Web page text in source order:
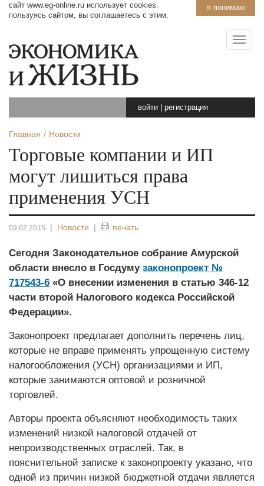
я понимаю
сайт www.eg-online.ru использует cookies.
пользуясь сайтом, вы соглашаетесь с этим.
войти регистрация
Главная Новости
Торговые компании и ИП
могут лишиться права
применения УСН
09.02.2015 | Новости | печать
Сегодня Законодательное собрание Амурской
области внесло в Госдуму законопроект №
717543-6 «О внесении изменения в статью 346-12
части второй Налогового кодекса Российской
Федерации».
Законопроект предлагает дополнить перечень лиц,
которые не вправе применять упрощенную систему
налогообложения (УСН) организациями и ИП,
которые занимаются оптовой и розничной
торговлей.
Авторы проекта объясняют необходимость таких
изменений низкой налоговой отдачей от
непроизводственных отраслей. Так, в
пояснительной записке к законопроекту указано, что
одной из причин низкой бюджетной отдачи является